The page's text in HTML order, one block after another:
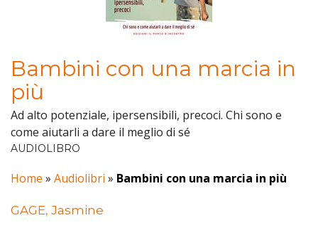
Bambini con una marcia in
più
Ad alto potenziale, ipersensibili, precoci. Chi sono e
come aiutarli a dare il meglio di sé
AUDIOLIBRO
Home » Audiolibri » Bambini con una marcia in più
GAGE, Jasmine